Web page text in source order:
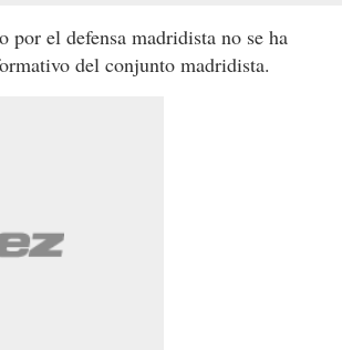
por el defensa madridista no se ha
del conjunto madridista.